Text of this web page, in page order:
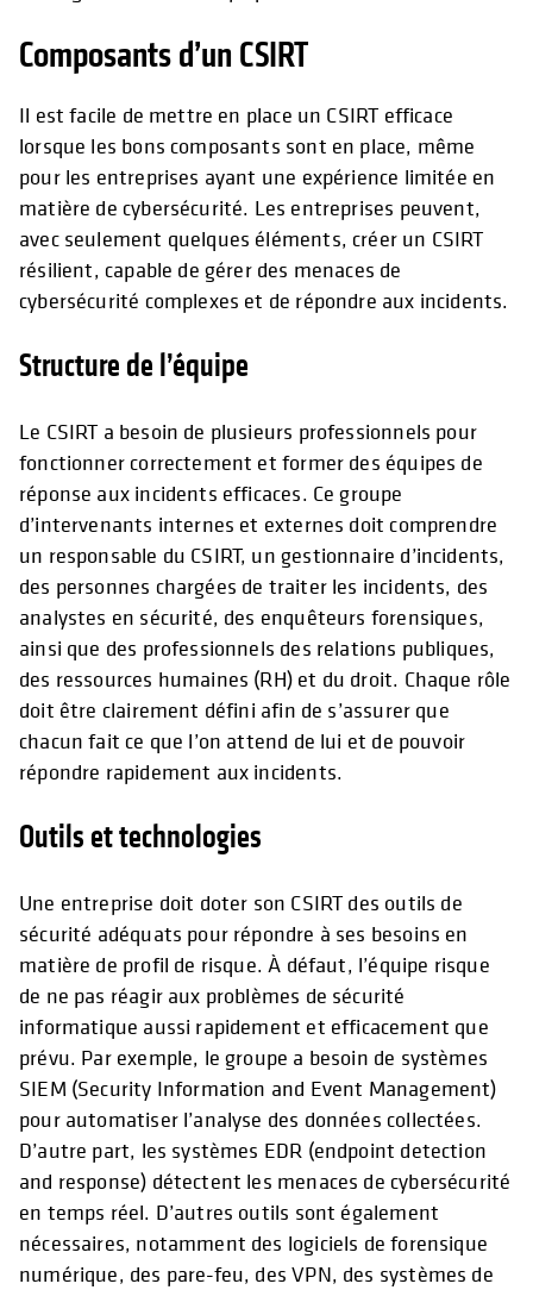
Composants d’un CSIRT
Il est facile de mettre en place un CSIRT efficace
lorsque les bons composants sont en place, même
pour les entreprises ayant une expérience limitée en
matière de cybersécurité. Les entreprises peuvent,
avec seulement quelques éléments, créer un CSIRT
résilient, capable de gérer des menaces de
cybersécurité complexes et de répondre aux incidents.
Structure de l’équipe
Le CSIRT a besoin de plusieurs professionnels pour
fonctionner correctement et former des équipes de
réponse aux incidents efficaces. Ce groupe
d’intervenants internes et externes doit comprendre
un responsable du CSIRT, un gestionnaire d’incidents,
des personnes chargées de traiter les incidents, des
analystes en sécurité, des enquêteurs forensiques,
ainsi que des professionnels des relations publiques,
des ressources humaines (RH) et du droit. Chaque rôle
doit être clairement défini afin de s’assurer que
chacun fait ce que l’on attend de lui et de pouvoir
répondre rapidement aux incidents.
Outils et technologies
Une entreprise doit doter son CSIRT des outils de
sécurité adéquats pour répondre à ses besoins en
matière de profil de risque. À défaut, l’équipe risque
de ne pas réagir aux problèmes de sécurité
informatique aussi rapidement et efficacement que
prévu. Par exemple, le groupe a besoin de systèmes
SIEM (Security Information and Event Management)
pour automatiser l’analyse des données collectées.
D’autre part, les systèmes EDR (endpoint detection
and response) détectent les menaces de cybersécurité
en temps réel. D’autres outils sont également
nécessaires, notamment des logiciels de forensique
numérique, des pare-feu, des VPN, des systèmes de